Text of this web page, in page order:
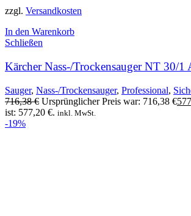
zzgl. Versandkosten
In den Warenkorb
Schließen
Kärcher Nass-/Trockensauger NT 30/1
Sauger, Nass-/Trockensauger, Professional,
716,38€ Ursprünglicher Preis war: 716,38 €
ist: 577,20 €. inkl. MwSt.
-19%